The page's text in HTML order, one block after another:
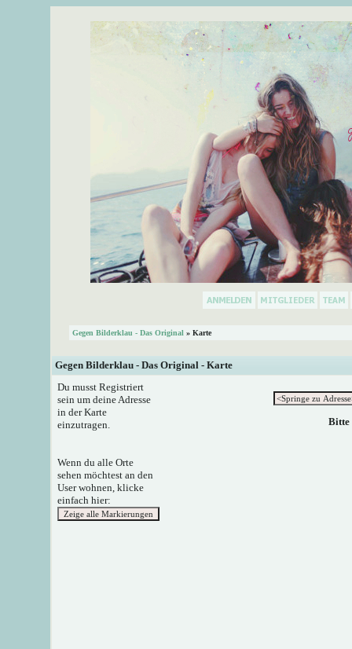
Gegen Bilderklau - Das Original » Karte
Gegen Bilderklau - Das Original - Karte
Du musst Registriert
sein um deine Adresse
in der Karte
einzutragen.
Wenn du alle Orte
sehen möchtest an den
User wohnen, klicke
einfach hier:
Bitte